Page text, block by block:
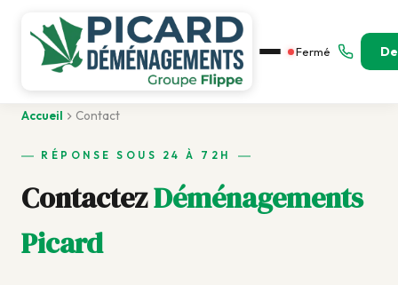
Fermé
Accueil Contact
RÉPONSE SOUS 24 À 72H
ContactezDéménagements
Picard